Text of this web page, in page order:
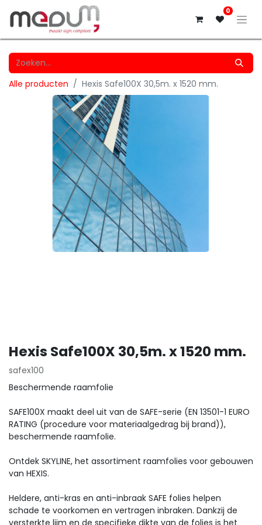
0
Alle producten Hexis Safe100X 30,5m. x 1520 mm.
Hexis Safe100X 30,5m. x 1520 mm.
safex100
Beschermende raamfolie
SAFE100X maakt deel uit van de SAFE-serie (EN 13501-1 EURO
RATING (procedure voor materiaalgedrag bij brand)),
beschermende raamfolie.
Ontdek SKYLINE, het assortiment raamfolies voor gebouwen
van HEXIS.
Heldere, anti-kras en anti-inbraak SAFE folies helpen
schade te voorkomen en vertragen inbraken. Dankzij de
versterkte lijm en de specifieke dikte van de folies is het